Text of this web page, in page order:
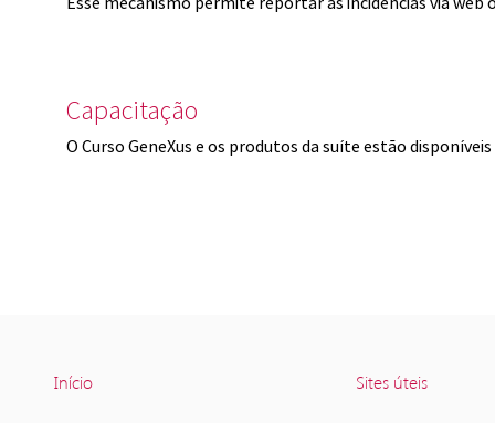
Capacitação
O Curso GeneXus e os produtos da suíte estão
Início Sites úteis